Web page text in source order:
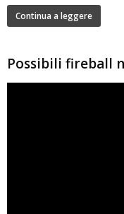
Continua a leggere
Possibili fireball